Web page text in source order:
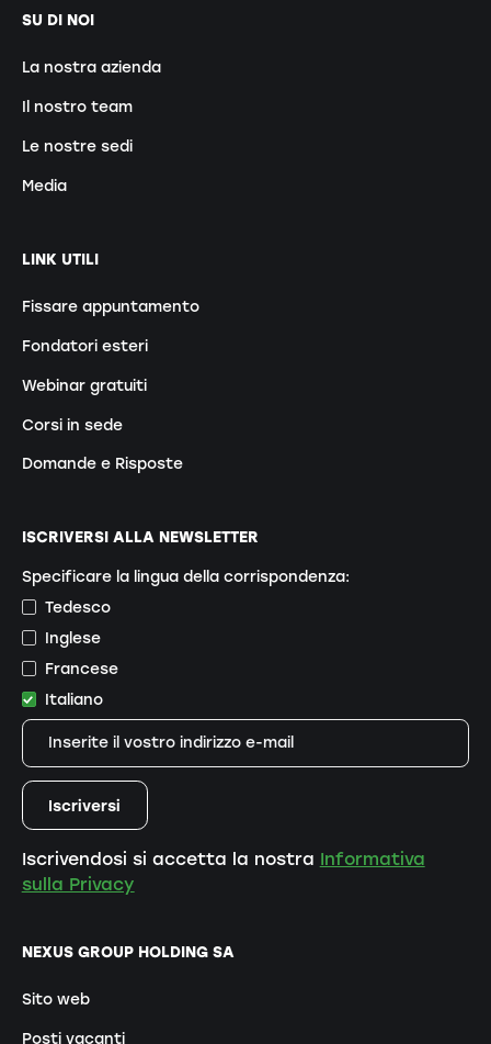
SU DI NOI
La nostra azienda
Il nostro team
Le nostre sedi
Media
LINK UTILI
Fissare appuntamento
Fondatori esteri
Webinar gratuiti
Corsi in sede
Domande e Risposte
NEXUS GROUP HOLDING SA
Sito web
Posti vacanti
ISCRIVERSI ALLA NEWSLETTER
Specificare la lingua della corrispondenza:
Tedesco
Inglese
Francese
Italiano
Iscrivendosi si accetta la nostra Informativa
sulla Privacy